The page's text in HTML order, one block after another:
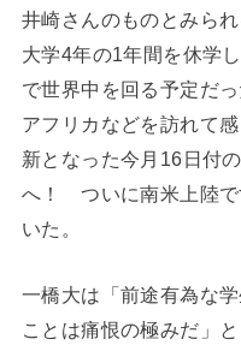
井崎さんのものとみら
大学4年の1年間を休学
で世界中を回る予定だ
アフリカなどを訪れて
新となった今月16日付
へ！ ついに南米上陸
いた。
一橋大は「前途有為な
ことは痛恨の極みだ」